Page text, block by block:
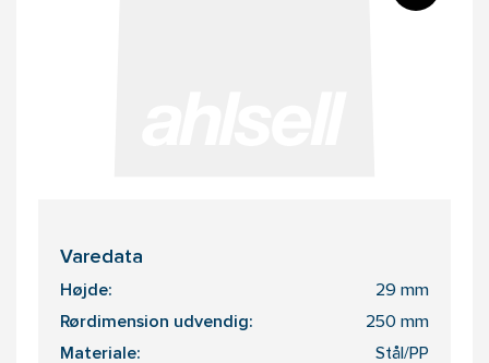
Varedata
Højde: 29 mm
Rørdimension udvendig: 250 mm
Materiale: Stål/PP